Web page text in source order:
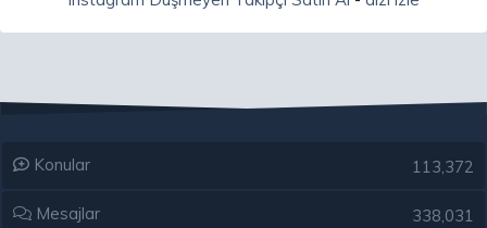
Konular 113,372
Mesajlar 338,031